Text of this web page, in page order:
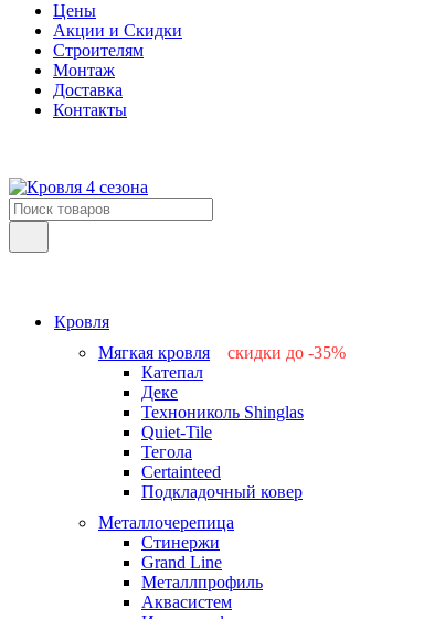
Цены
Акции и Скидки
Строителям
Монтаж
Доставка
Контакты
Кровля
Мягкая кровля
скидки до -35%
Катепал
Деке
Технониколь Shinglas
Quiet-Tile
Тегола
Certainteed
Подкладочный ковер
Металлочерепица
Стинержи
Grand Line
Металлпрофиль
Аквасистем